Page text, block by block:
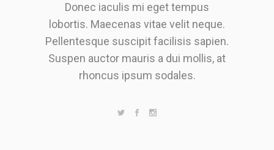
Donec iaculis mi eget tempus
lobortis. Maecenas vitae velit neque.
Pellentesque suscipit facilisis sapien.
Suspen auctor mauris a dui mollis, at
rhoncus ipsum sodales.